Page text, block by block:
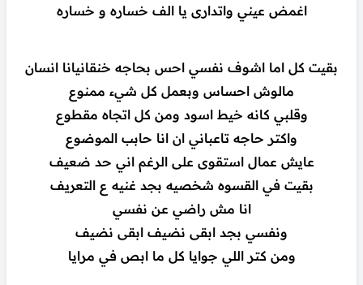
اغمض عيني واتدارى يا الف خساره و خساره
بقيت كل اما اشوف نفسي احس بحاجه خنقانيانا انسان
مالوش احساس وبعمل كل شيء ممنوع
وقلبي كانه خيط اسود ومن كل اتجاه مقطوع
واكتر حاجه تاعباني ان انا حابب الموضوع
عايش عمال استقوى على الرغم اني حد ضعيف
بقيت في القسوه شخصيه بجد غنيه ع التعريف
انا مش راضي عن نفسي
ونفسي بجد ابقى نضيف ابقى نضيف
ومن كتر اللي جوايا كل ما ابص في مرايا